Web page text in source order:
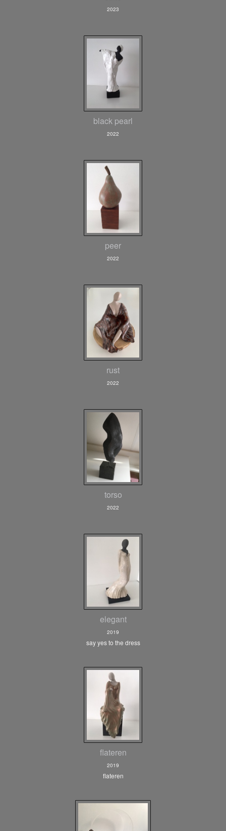
2023
black pearl
2022
peer
2022
rust
2022
torso
2022
elegant
2019
say yes to the dress
flateren
2019
flateren